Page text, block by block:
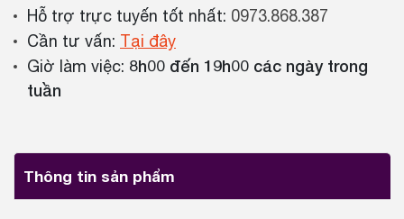
Hỗ trợ trực tuyến tốt nhất: 0973.868.387
Cần tư vấn: Tại đây
Giờ làm việc: 8h00 đến 19h00 các ngày trong
tuần
Thông tin sản phẩm